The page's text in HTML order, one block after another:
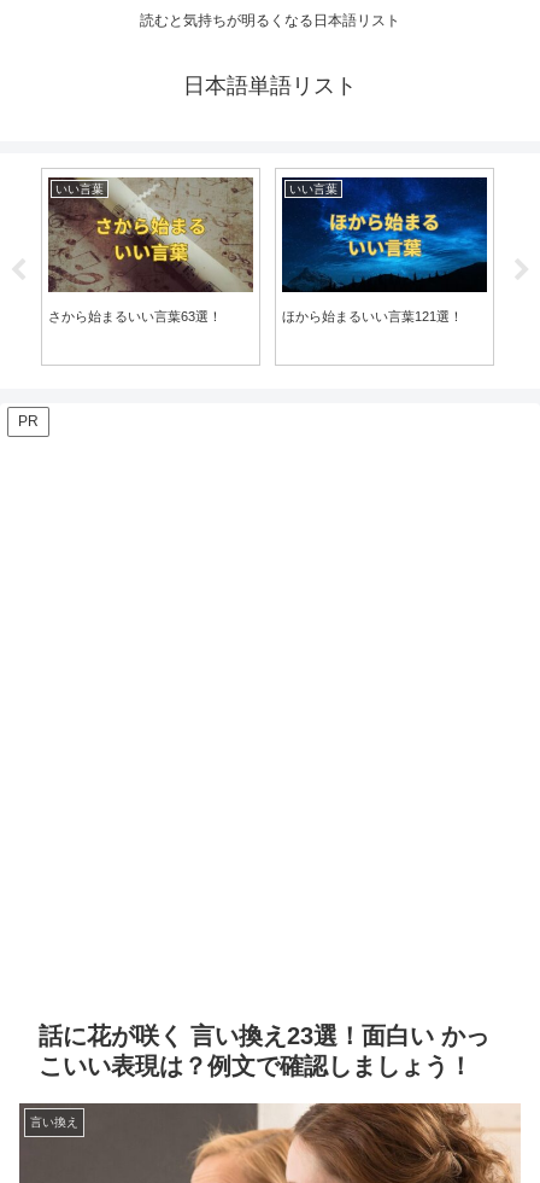
読むと気持ちが明るくなる日本語リスト
日本語単語リスト
いい言葉
さから始まるいい言葉63選！
いい言葉
ほから始まるいい言葉121選！
PR
話に花が咲く 言い換え23選！面白い かっ
こいい表現は？例文で確認しましょう！
言い換え